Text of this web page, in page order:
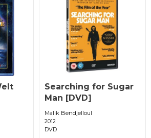
Searching for Sugar
Man [DVD]
Malik Bendjelloul
2012
DVD